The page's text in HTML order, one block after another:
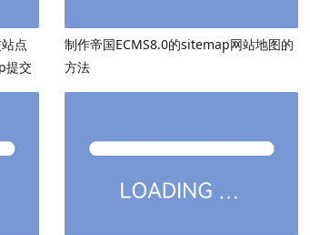
点
提交
制作帝国ECMS8.0的sitemap网站地图的
方法